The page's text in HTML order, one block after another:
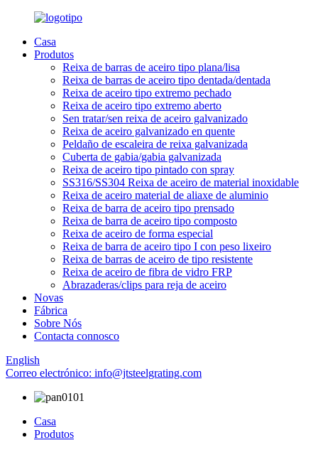
Casa
Produtos
Reixa de barras de aceiro tipo plana/lisa
Reixa de barras de aceiro tipo dentada/dentada
Reixa de aceiro tipo extremo pechado
Reixa de aceiro tipo extremo aberto
Sen tratar/sen reixa de aceiro galvanizado
Reixa de aceiro galvanizado en quente
Peldaño de escaleira de reixa galvanizada
Cuberta de gabia/gabia galvanizada
Reixa de aceiro tipo pintado con spray
SS316/SS304 Reixa de aceiro de material inoxidable
Reixa de aceiro material de aliaxe de aluminio
Reixa de barra de aceiro tipo prensado
Reixa de barra de aceiro tipo composto
Reixa de aceiro de forma especial
Reixa de barra de aceiro tipo I con peso lixeiro
Reixa de barras de aceiro de tipo resistente
Reixa de aceiro de fibra de vidro FRP
Abrazaderas/clips para reja de aceiro
Novas
Fábrica
Sobre Nós
Contacta connosco
English
Correo electrónico: info@jtsteelgrating.com
Casa
Produtos